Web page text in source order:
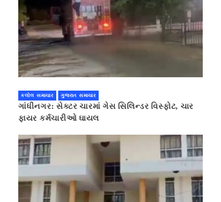
કલોલ સમાચાર ગુજરાત સમાચાર
ગાંધીનગર: સેક્ટર ચારમાં ગેસ સિલિન્ડર વિસ્ફોટ, ચાર
ફાયર કર્મચારીઓ ઘાયલ